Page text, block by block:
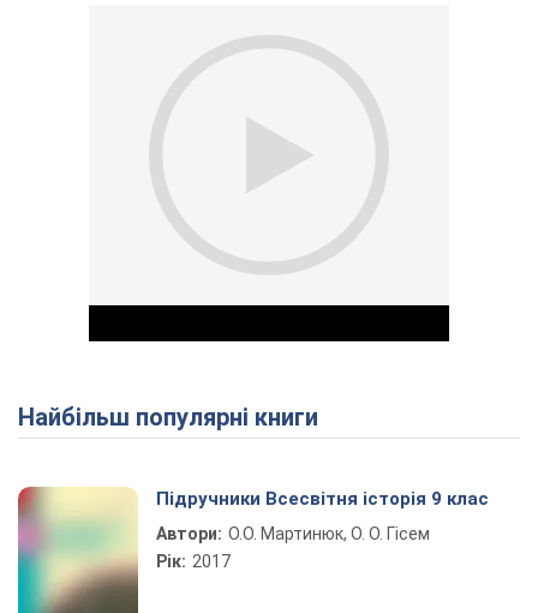
Play Video
Найбільш популярні книги
Підручники Всесвітня історія 9 клас
Автори: О.О. Мартинюк, О. О. Гісем
Рік: 2017